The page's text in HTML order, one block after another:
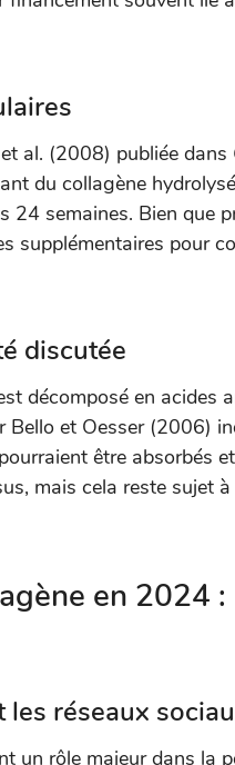
al. (2008) publiée dans
du collagène
24 semaines. Bien que
supplémentaires pour
discutée
décomposé en acides
Bello et Oesser (2006)
être absorbés
mais cela reste sujet
en 2024
les réseaux
un rôle majeur dans la